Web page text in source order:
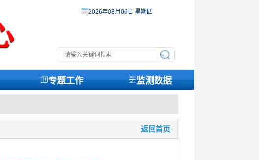
2026年08月06日 星期四
专题工作 监测数据
返回首页